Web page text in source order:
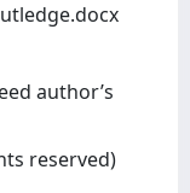
author’s
reserved)